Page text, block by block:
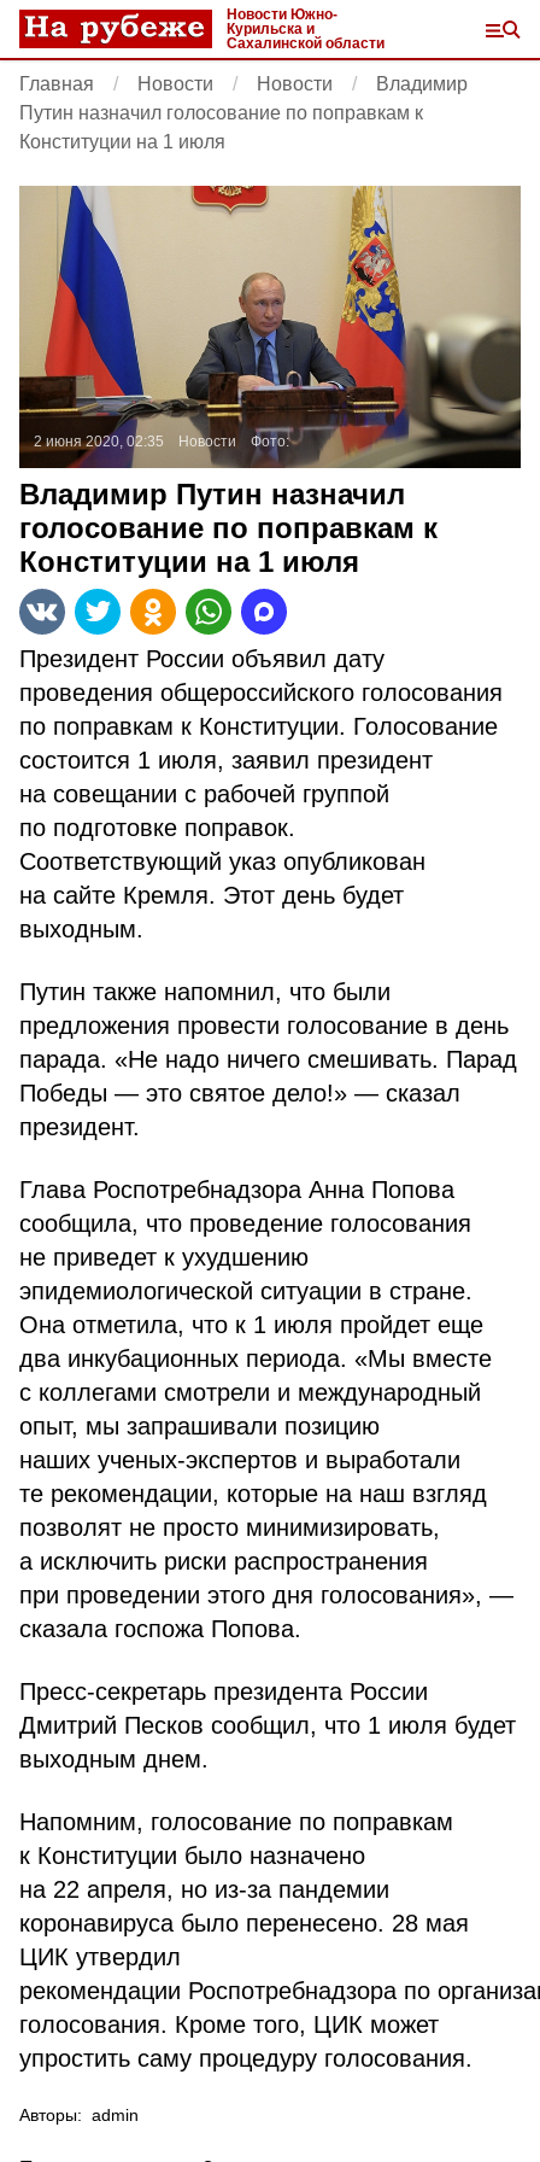
Новости Южно-
Курильска и
Сахалинской области
Главная Новости Новости
Владимир
Путин назначил голосование по поправкам к
Конституции на 1 июля
2 июня 2020, 02:35 Новости Фото:
Владимир Путин назначил
голосование по поправкам к
Конституции на 1 июля
Президент России объявил дату
проведения общероссийского голосования
по поправкам к Конституции. Голосование
состоится 1 июля, заявил президент
на совещании с рабочей группой
по подготовке поправок.
Соответствующий указ опубликован
на сайте Кремля. Этот день будет
выходным.
Путин также напомнил, что были
предложения провести голосование в день
парада. «Не надо ничего смешивать. Парад
Победы — это святое дело!» — сказал
президент.
Глава Роспотребнадзора Анна Попова
сообщила, что проведение голосования
не приведет к ухудшению
эпидемиологической ситуации в стране.
Она отметила, что к 1 июля пройдет еще
два инкубационных периода. «Мы вместе
с коллегами смотрели и международный
опыт, мы запрашивали позицию
наших ученых-экспертов и выработали
те рекомендации, которые на наш взгляд
позволят не просто минимизировать,
а исключить риски распространения
при проведении этого дня голосования», —
сказала госпожа Попова.
Пресс-секретарь президента России
Дмитрий Песков сообщил, что 1 июля будет
выходным днем.
Напомним, голосование по поправкам
к Конституции было назначено
на 22 апреля, но из-за пандемии
коронавируса было перенесено. 28 мая
ЦИК утвердил
рекомендации Роспотребнадзора по
голосования. Кроме того, ЦИК может
упростить саму процедуру голосования.
Авторы: admin